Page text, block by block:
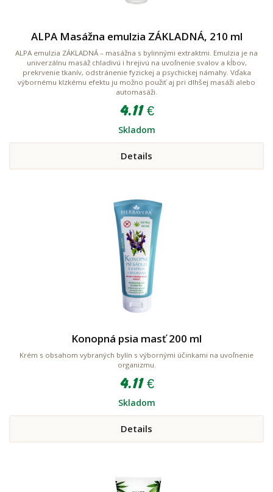
ALPA Masážna emulzia ZÁKLADNÁ, 210 ml
ALPA emulzia ZÁKLADNÁ – masážna s bylinnými extraktmi. Emulzia je na
univerzálnu masáž chladivú i hrejivú na uvoľnenie svalov a kĺbov,
prekrvenie tkanív, odstránenie fyzickej a psychickej námahy. Vďaka
výbornému klzkému efektu ju možno použiť aj pri dlhšej masáži alebo
automasáži.
4.11 €
Skladom
Details
Konopná psia masť 200 ml
Krém s obsahom vybraných bylín s výbornými účinkami na uvoľnenie
organizmu.
4.11 €
Skladom
Details